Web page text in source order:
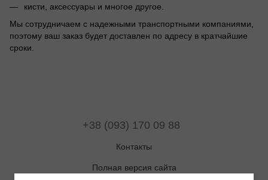
кисти, аксессуары и многое другое.
Мы сотрудничаем с надежными транспортными компаниями,
поэтому ваш заказ будет доставлен по адресу в кратчайшие
сроки.
+38 (093) 170 09 88
Контакты
Полная версия сайта